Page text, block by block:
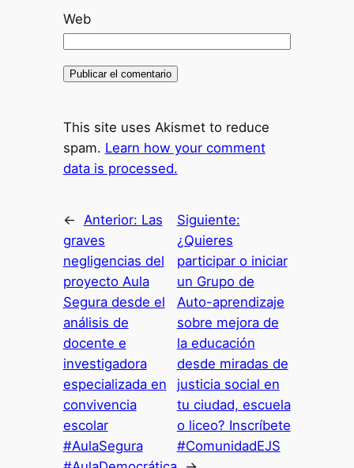
Web
This site uses Akismet to reduce
spam. Learn how your comment
data is processed.
← Anterior: Las
graves
negligencias del
proyecto Aula
Segura desde el
análisis de
docente e
investigadora
especializada en
convivencia
escolar
#AulaSegura
Siguiente:
¿Quieres
participar o iniciar
un Grupo de
Auto-aprendizaje
sobre mejora de
la educación
desde miradas de
justicia social en
tu ciudad, escuela
o liceo? Inscríbete
#ComunidadEJS